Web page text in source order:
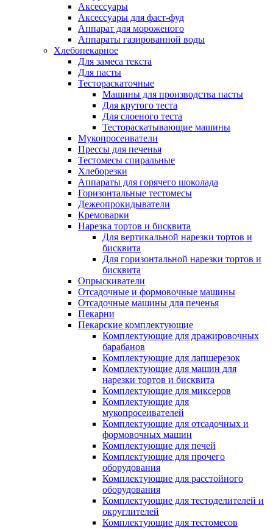
Аксессуары
Аксессуары для фаст-фуд
Аппарат для мороженого
Аппараты газированной воды
Хлебопекарное
Для замеса текста
Для пасты
Тестораскаточные
Машины для производства пасты
Для крутого теста
Для слоеного теста
Тестораскатывающие машины
Мукопросеиватели
Прессы для печенья
Тестомесы спиральные
Хлеборезки
Аппараты для горячего шоколада
Горизонтальные тестомесы
Дежеопрокидыватели
Кремоварки
Нарезка тортов и бисквита
Для вертикальной нарезки тортов и
бисквита
Для горизонтальной нарезки тортов и
бисквита
Опрыскиватели
Отсадочные и формовочные машины
Отсадочные машины для печенья
Пекарни
Пекарские комплектующие
Комплектующие для дражировочных
барабанов
Комплектующие для лапшерезок
Комплектующие для машин для
нарезки тортов и бисквита
Комплектующие для миксеров
Комплектующие для
мукопросеивателей
Комплектующие для отсадочных и
формовочных машин
Комплектующие для печей
Комплектующие для прочего
оборудования
Комплектующие для расстойного
оборудования
Комплектующие для тестоделителей и
округлителей
Комплектующие для тестомесов